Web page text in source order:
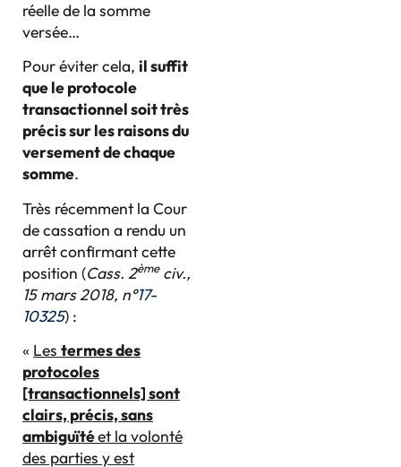
réelle de la somme
versée…
Pour éviter cela, il suffit
quele protocole
transactionnel soit très
précis sur les raisons du
versement de chaque
somme.
Très récemment la Cour
de cassation a rendu un
arrêt confirmant cette
position (Cass. 2èmeciv.,
15 mars 2018, n°17-
10325) :
« Les termes des
protocoles
[transactionnels] sont
clairs, précis, sans
ambiguïtéet la volonté
des parties y est